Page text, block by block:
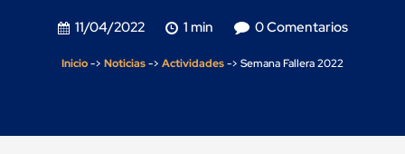
11/04/2022 1 min 0 Comentarios
Inicio-> Noticias-> Actividades-> Semana Fallera 2022